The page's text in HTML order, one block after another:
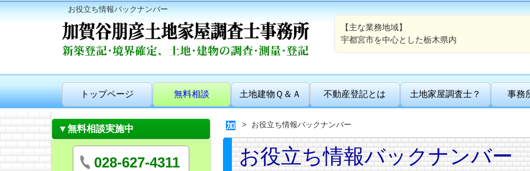
お役立ち情報バックナンバー
【主な業務地域】
宇都宮市を中心とした栃木県内
トップページ 無料相談 土地建物Ｑ＆Ａ 不動産登記とは 土地家屋調査士？ 事務
▼無料相談実施中
028-627-4311
お役立ち情報バックナンバー
お役立ち情報バックナンバー